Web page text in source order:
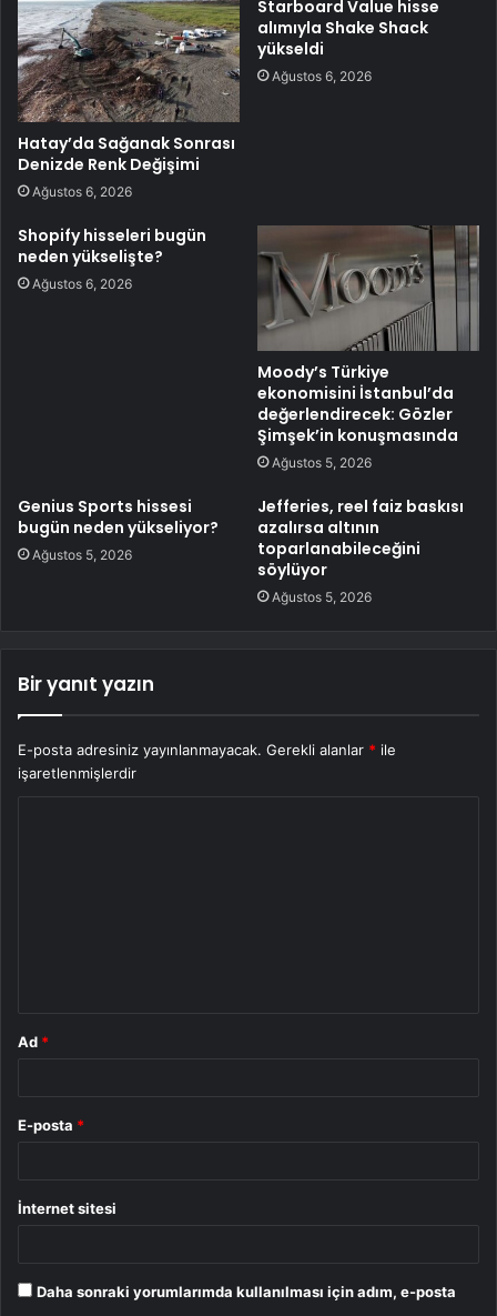
Hatay’da Sağanak Sonrası
Denizde Renk Değişimi
Ağustos 6, 2026
Starboard Value hisse
alımıyla Shake Shack
yükseldi
Ağustos 6, 2026
Shopify hisseleri bugün
neden yükselişte?
Ağustos 6, 2026
Moody’s Türkiye
ekonomisini İstanbul’da
değerlendirecek: Gözler
Şimşek’in konuşmasında
Ağustos 5, 2026
Genius Sports hissesi
bugün neden yükseliyor?
Ağustos 5, 2026
Jefferies, reel faiz baskısı
azalırsa altının
toparlanabileceğini
söylüyor
Ağustos 5, 2026
Bir yanıt yazın
E-posta adresiniz yayınlanmayacak. Gerekli alanlar * ile
işaretlenmişlerdir
Ad *
E-posta *
İnternet sitesi
Daha sonraki yorumlarımda kullanılması için adım, e-posta